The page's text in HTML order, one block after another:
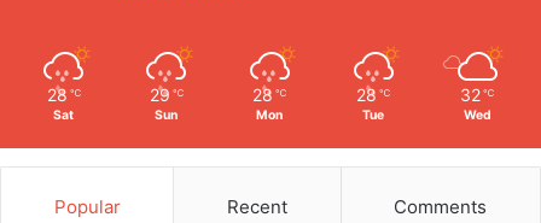
28 ℃
Sat
29 ℃
Sun
28 ℃
Mon
28 ℃
Tue
32 ℃
Wed
Popular Recent Comments